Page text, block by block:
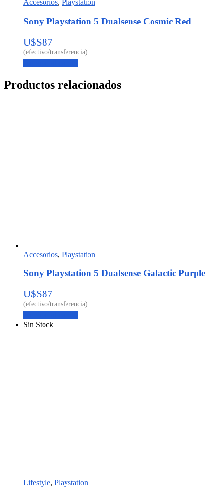
Accesorios, Playstation
Sony Playstation 5 Dualsense Cosmic Red
U$S87
Productos relacionados
Accesorios, Playstation
Sony Playstation 5 Dualsense Galactic Purple
U$S87
Sin Stock
Lifestyle, Playstation